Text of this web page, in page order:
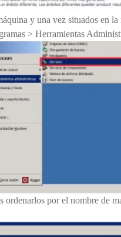
y una vez situados en
> Herramientas
por el nombre de